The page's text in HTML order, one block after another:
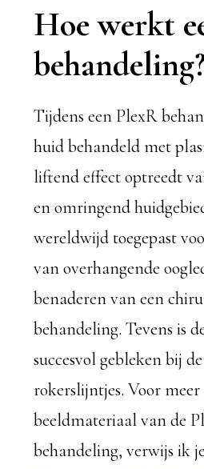
Hoe werkt
Tijdens een PlexR
huid behandeld met
liftend effect optreedt
en omringend
wereldwijd toegepast
van overhangende
benaderen van een
behandeling. Tevens is
succesvol gebleken bij
rokerslijntjes. Voor
beeldmateriaal van de
behandeling, verwijs ik